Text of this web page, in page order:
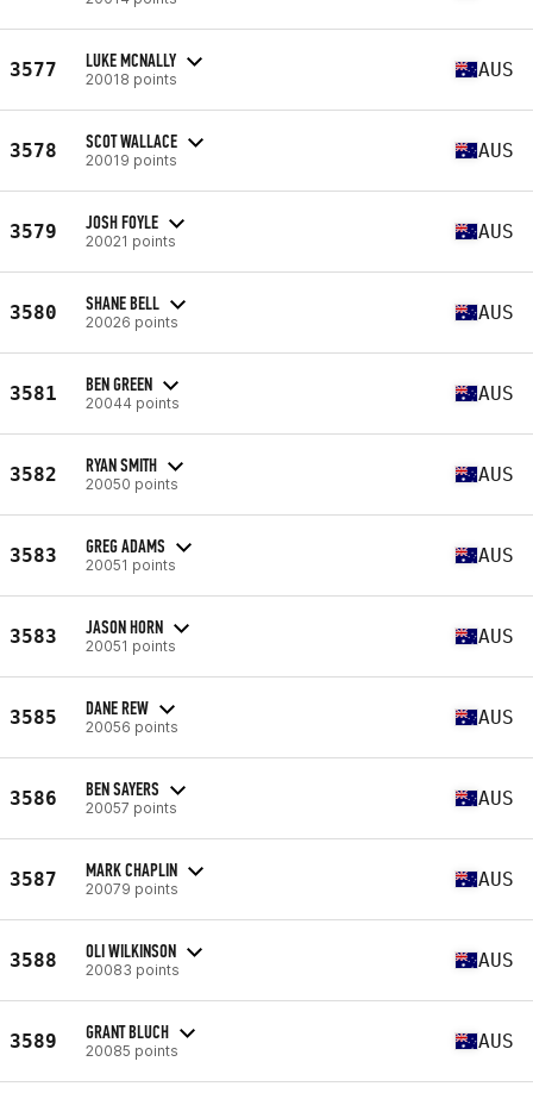
3577 LUKE MCNALLY
20018 points AUS
3578 SCOT WALLACE
20019 points AUS
3579 JOSH FOYLE
20021 points AUS
3580 SHANE BELL
20026 points AUS
3581 BEN GREEN
20044 points AUS
3582 RYAN SMITH
20050 points AUS
3583 GREG ADAMS
20051 points AUS
3583 JASON HORN
20051 points AUS
3585 DANE REW
20056 points AUS
3586 BEN SAYERS
20057 points AUS
3587 MARK CHAPLIN
20079 points AUS
3588 OLI WILKINSON
20083 points AUS
3589 GRANT BLUCH
20085 points AUS